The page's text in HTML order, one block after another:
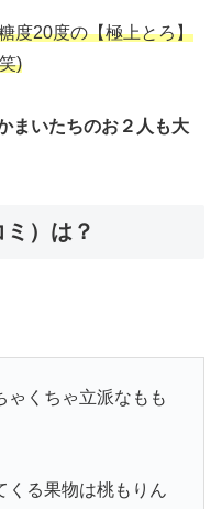
度20度の【極上とろ】
)
まいたちのお２人も大
）は？
ゃくちゃ立派なもも
くる果物は桃もりん